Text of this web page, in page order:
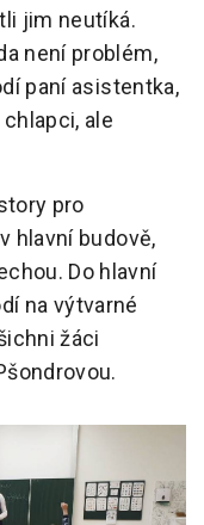
jim neutíká.
není problém,
paní asistentka,
ale
pro
hlavní budově,
Do hlavní
na výtvarné
žáci